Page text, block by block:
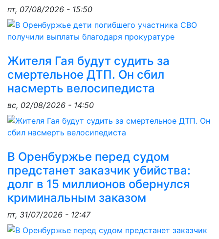
пт, 07/08/2026 - 15:50
Жителя Гая будут судить за
смертельное ДТП. Он сбил
насмерть велосипедиста
вс, 02/08/2026 - 14:50
В Оренбуржье перед судом
предстанет заказчик убийства:
долг в 15 миллионов обернулся
криминальным заказом
пт, 31/07/2026 - 12:47